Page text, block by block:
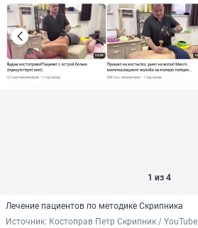
1 из 4
Лечение пациентов по методике Скрипника
Источник: Костоправ Петр Скрипник / YouTube